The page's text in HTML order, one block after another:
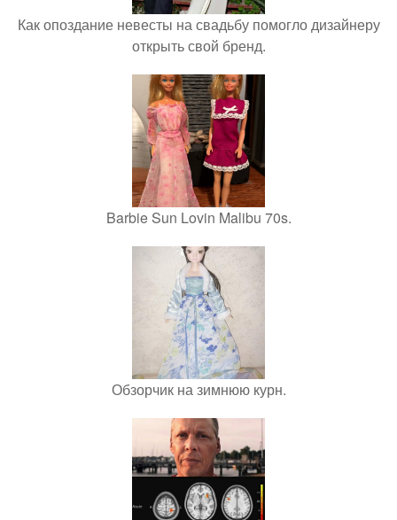
Как опоздание невесты на свадьбу помогло дизайнеру
открыть свой бренд.
Barbie Sun Lovin Malibu 70s.
Обзорчик на зимнюю курн.